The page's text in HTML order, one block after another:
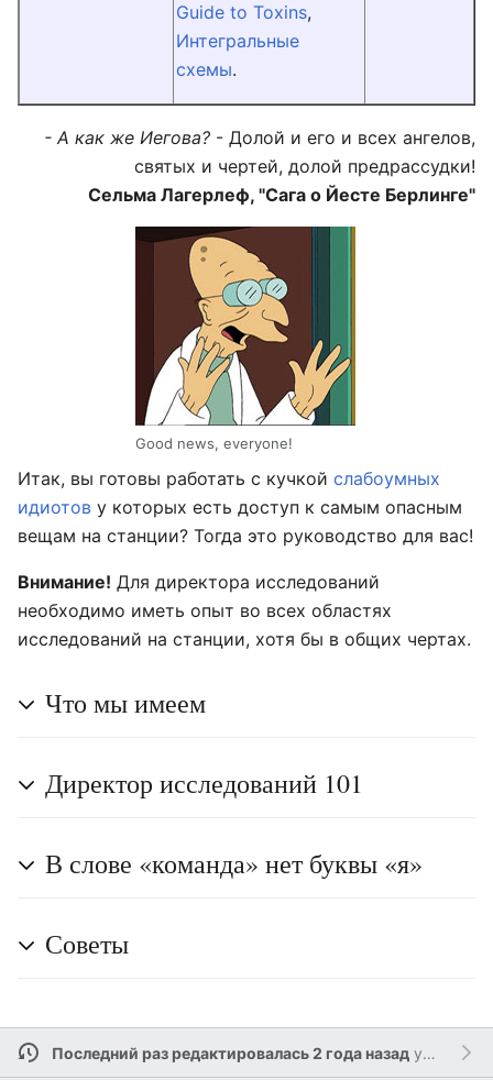
Guide to Toxins,
Интегральные
схемы.
- А как же Иегова? - Долой и его и всех ангелов,
святых и чертей, долой предрассудки!
Сельма Лагерлеф, "Сага о Йесте Берлинге"
Good news, everyone!
Итак, вы готовы работать с кучкой слабоумных
идиотов у которых есть доступ к самым опасным
вещам на станции? Тогда это руководство для вас!
Внимание! Для директора исследований
необходимо иметь опыт во всех областях
исследований на станции, хотя бы в общих чертах.
Что мы имеем
Директор исследований 101
В слове «команда» нет буквы «я»
Советы
Последний раз редактировалась 2 года назадучастником